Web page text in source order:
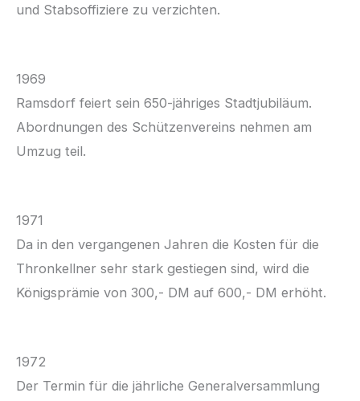
und Stabsoffiziere zu verzichten.
1969
Ramsdorf feiert sein 650-jähriges Stadtjubiläum.
Abordnungen des Schützenvereins nehmen am
Umzug teil.
1971
Da in den vergangenen Jahren die Kosten für die
Thronkellner sehr stark gestiegen sind, wird die
Königsprämie von 300,- DM auf 600,- DM erhöht.
1972
Der Termin für die jährliche Generalversammlung